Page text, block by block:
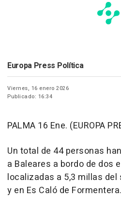
Europa Press Política
Viernes, 16 enero 2026
Publicado: 16:34
PALMA 16 Ene. (EUROPA
Un total de 44 personas
a Baleares a bordo de dos
localizadas a 5,3 millas
y en Es Caló de Formentera.